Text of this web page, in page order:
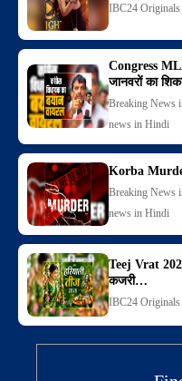
IBC24 Originals
Congress
जानवरों का
Breaking News
news in Hindi
Korba
Breaking News
news in Hindi
Teej Vrat
कजरी…
IBC24 Originals